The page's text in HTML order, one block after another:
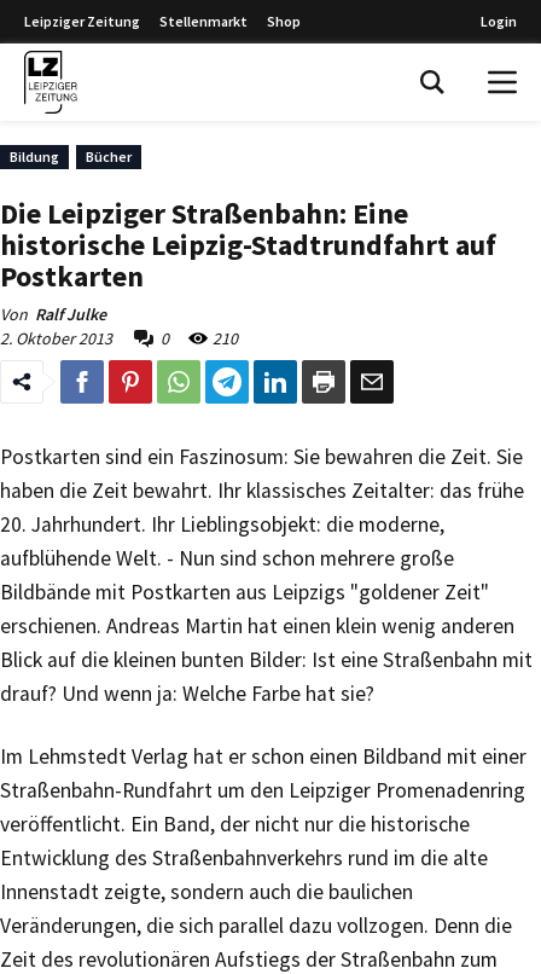
Leipziger Zeitung Stellenmarkt Shop Login
Bildung Bücher
Die Leipziger Straßenbahn: Eine
historische Leipzig-Stadtrundfahrt auf
Postkarten
Von Ralf Julke
2. Oktober 2013
0 210
Postkarten sind ein Faszinosum: Sie bewahren die Zeit. Sie
haben die Zeit bewahrt. Ihr klassisches Zeitalter: das frühe
20. Jahrhundert. Ihr Lieblingsobjekt: die moderne,
aufblühende Welt. - Nun sind schon mehrere große
Bildbände mit Postkarten aus Leipzigs "goldener Zeit"
erschienen. Andreas Martin hat einen klein wenig anderen
Blick auf die kleinen bunten Bilder: Ist eine Straßenbahn mit
drauf? Und wenn ja: Welche Farbe hat sie?
Im Lehmstedt Verlag hat er schon einen Bildband mit einer
Straßenbahn-Rundfahrt um den Leipziger Promenadenring
veröffentlicht. Ein Band, der nicht nur die historische
Entwicklung des Straßenbahnverkehrs rund im die alte
Innenstadt zeigte, sondern auch die baulichen
Veränderungen, die sich parallel dazu vollzogen. Denn die
Zeit des revolutionären Aufstiegs der Straßenbahn zum